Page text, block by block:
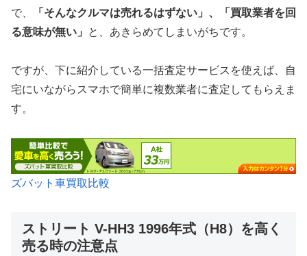
で、
「そんなクルマは売れるはずない」、「買取業者を回
る意味が無い」
と、あきらめてしまいがちです。
ですが、下に紹介している一括査定サービスを使えば、自
宅にいながらスマホで簡単に複数業者に査定してもらえま
す。
ズバット車買取比較
ストリート V-HH3 1996年式（H8）を高く
売る時の注意点